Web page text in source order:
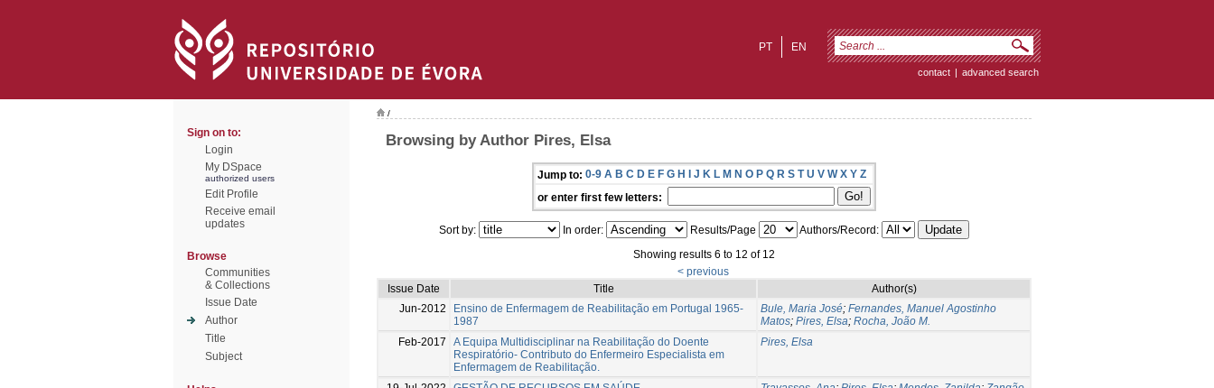
EN
PT
contact | advanced search
Sign on to:
Login
My DSpace
authorized users
Edit Profile
Receive email
updates
Browse
Communities
& Collections
Issue Date
Author
Title
Subject
/
Browsing by Author Pires, Elsa
Jump to: 0-9 A B C D E F G H I J K L M N O P Q R S T U V W X Y Z
or enter first few letters:
Sort by: In order: Results/Page
Authors/Record:
Showing results 6 to 12 of 12
< previous
Issue Date
Title
Author(s)
Jun-2012
Ensino de Enfermagem de Reabilitação em Portugal 1965-
1987
Bule, Maria José; Fernandes, Manuel Agostinho
Matos; Pires, Elsa; Rocha, João M.
Feb-2017
A Equipa Multidisciplinar na Reabilitação do Doente
Respiratório- Contributo do Enfermeiro Especialista em
Enfermagem de Reabilitação.
Pires, Elsa